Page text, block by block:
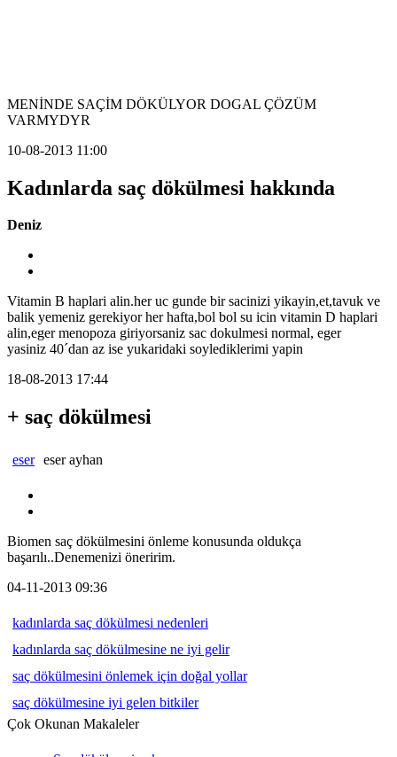
MENİNDE SAÇİM DÖKÜLYOR DOGAL ÇÖZÜM
VARMYDYR
10-08-2013 11:00
Kadınlarda saç dökülmesi hakkında
Deniz
Vitamin B haplari alin.her uc gunde bir sacinizi yikayin,et,tavuk ve
balik yemeniz gerekiyor her hafta,bol bol su icin vitamin D haplari
alin,eger menopoza giriyorsaniz sac dokulmesi normal, eger
yasiniz 40´dan az ise yukaridaki soylediklerimi yapin
18-08-2013 17:44
+ saç dökülmesi
eser eser ayhan
Biomen saç dökülmesini önleme konusunda oldukça
başarılı..Denemenizi öneririm.
04-11-2013 09:36
kadınlarda saç dökülmesi nedenleri
kadınlarda saç dökülmesine ne iyi gelir
saç dökülmesini önlemek için doğal yollar
saç dökülmesine iyi gelen bitkiler
Çok Okunan Makaleler